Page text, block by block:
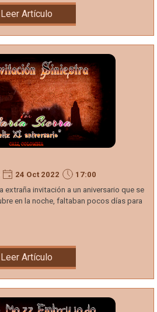
Leer Artículo
24 Oct 2022
17:00
extraña invitación a un aniversario que se
en la noche, faltaban pocos días para
Leer Artículo